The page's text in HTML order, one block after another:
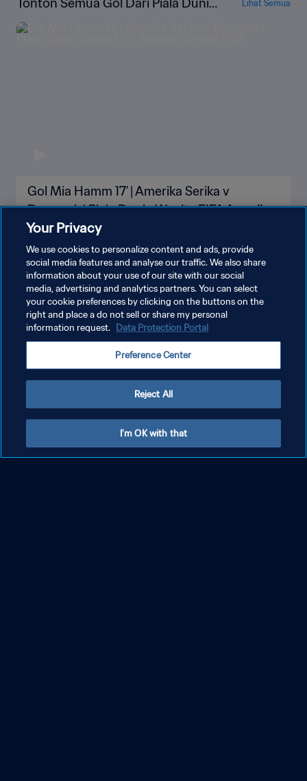
Wanita FIFA Amerika Serikat 1999
Lihat Semua
Gol Mia Hamm 17' | Amerika Serika v
Denmark | Piala Dunia Wanita FIFA Amerika
Serikat 1999
Gol Julie Foudy 73' | Amerika Serika v
Your Privacy
We use cookies to personalize content and ads, provide
social media features and analyse our traffic. We also share
information about your use of our site with our social
media, advertising and analytics partners. You can select
your cookie preferences by clicking on the buttons on the
right and place a do not sell or share my personal
information request. Data Protection Portal
Preference Center
Reject All
I'm OK with that